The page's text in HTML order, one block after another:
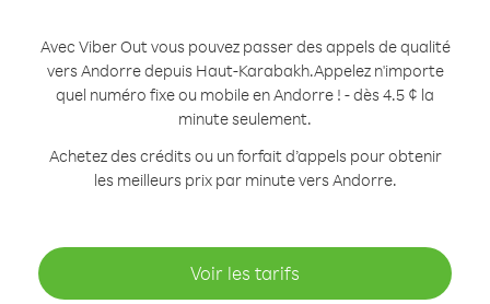
Avec Viber Out vous pouvez passer des appels de qualité
vers Andorre depuis Haut-Karabakh.Appelez n'importe
quel numéro fixe ou mobile en Andorre ! - dès 4.5 ¢ la
minute seulement.
Achetez des crédits ou un forfait d’appels pour obtenir
les meilleurs prix par minute vers Andorre.
Voir les tarifs